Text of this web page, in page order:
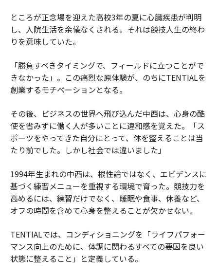
ところが正念場を迎えた高校3年の夏に心臓疾患が判明
し、入院生活を余儀なくされる。それは競技人生の終わ
りを意味していた。
「勝負すべきタイミングで、フィールドに立つことがで
きなかった」。この痛烈な原体験が、のちにTENTIALを
創業するモチベーションとなる。
その後、ビジネスの世界へ飛び込んだ中西は、心身の酷
使を省みずに働く人が多いことに違和感を覚えた。「ス
ポーツをやってきた自分にとって、体を整えることは当
たり前でした。しかし社会では違いました」
1994年生まれの中西は、根性論ではなく、エビデンスに
基づく練習メニューを重視する環境で育った。競技力を
高めるには、練習だけでなく、睡眠や食事、休養など、
オフの時間を含めて心身を整えることが欠かせない。
TENTIALでは、コンディショニングを「ライフパフォー
マンス向上のために、体調に関わるすべての要因を良い
状態に整えること」と定義している。